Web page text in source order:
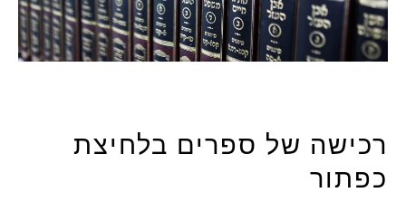
רכישה של ספרים בלחיצת
כפתור